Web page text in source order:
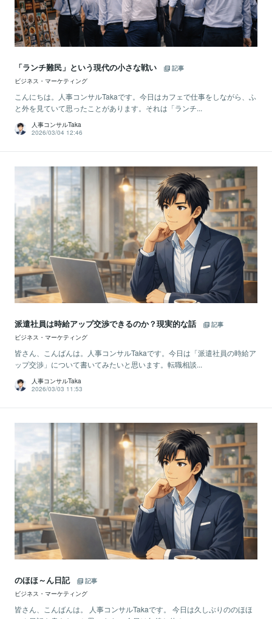
「ランチ難民」という現代の小さな戦い
記事
ビジネス・マーケティング
こんにちは。人事コンサルTakaです。今日はカフェで仕事をしながら、ふ
と外を見ていて思ったことがあります。それは「ランチ...
人事コンサルTaka
2026/03/04 12:46
派遣社員は時給アップ交渉できるのか？現実的な話
記事
ビジネス・マーケティング
皆さん、こんばんは。人事コンサルTakaです。今日は「派遣社員の時給ア
ップ交渉」について書いてみたいと思います。転職相談...
人事コンサルTaka
2026/03/03 11:53
のほほ～ん日記
記事
ビジネス・マーケティング
皆さん、こんばんは。 人事コンサルTakaです。 今日は久しぶりののほほ